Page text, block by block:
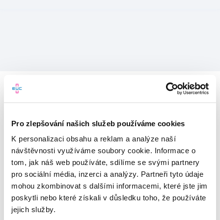
Pro zlepšování našich služeb používáme cookies
K personalizaci obsahu a reklam a analýze naší
návštěvnosti využíváme soubory cookie. Informace o
tom, jak náš web používáte, sdílíme se svými partnery
pro sociální média, inzerci a analýzy. Partneři tyto údaje
mohou zkombinovat s dalšími informacemi, které jste jim
poskytli nebo které získali v důsledku toho, že používáte
jejich služby.
Vítejte v mojeEUC